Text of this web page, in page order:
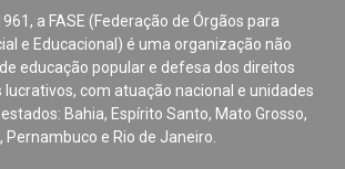
a FASE (Federação de Órgãos para
e Educacional) é uma organização não
educação popular e defesa dos direitos
lucrativos, com atuação nacional e unidades
Bahia, Espírito Santo, Mato Grosso,
Pernambuco e Rio de Janeiro.